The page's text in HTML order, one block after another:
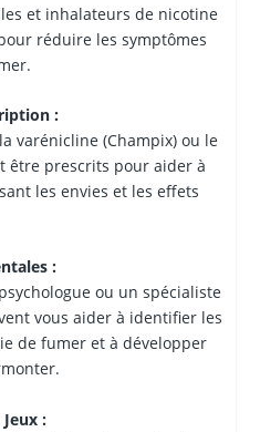
et inhalateurs de nicotine
réduire les symptômes
:
varénicline (Champix) ou le
être prescrits pour aider à
les envies et les effets
:
ou un spécialiste
vous aider à identifier les
de fumer et à développer
: